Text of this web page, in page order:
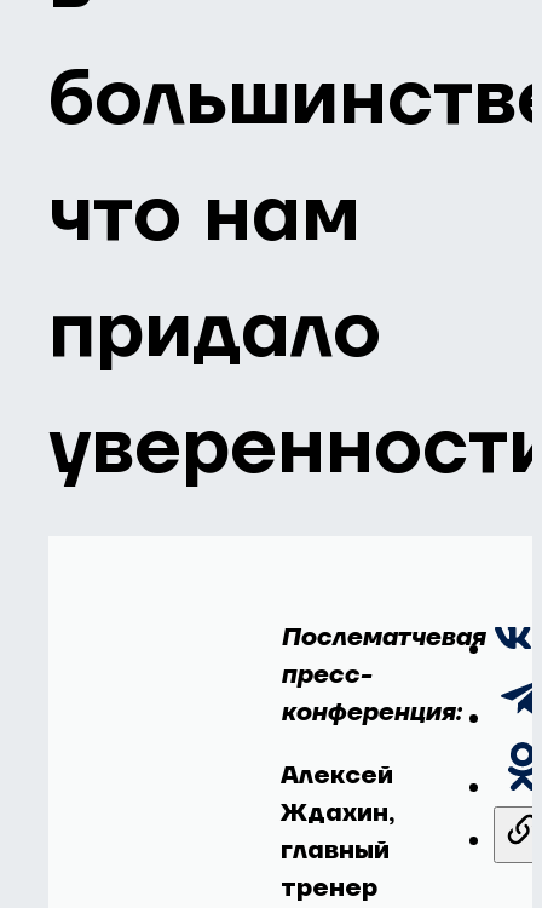
что нам
придало
Послематчевая
пресс-
конференция:
Алексей
Ждахин,
главный
тренер